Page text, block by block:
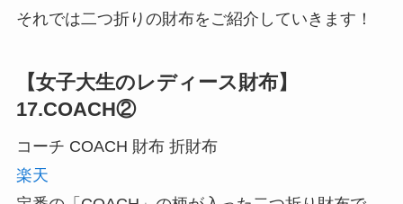
それでは二つ折りの財布をご紹介していきます！
【女子大生のレディース財布】
17.COACH②
コーチ COACH 財布 折財布
楽天